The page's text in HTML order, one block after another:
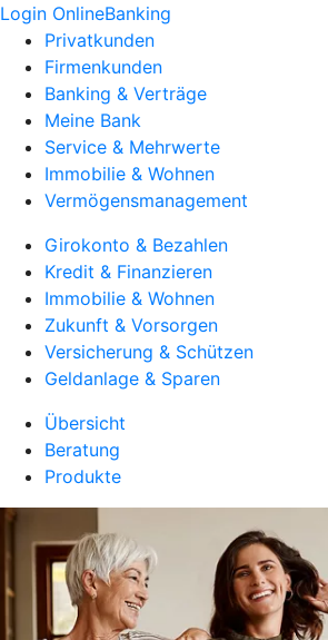
Login OnlineBanking
Privatkunden
Firmenkunden
Banking & Verträge
Meine Bank
Service & Mehrwerte
Immobilie & Wohnen
Vermögensmanagement
Girokonto & Bezahlen
Kredit & Finanzieren
Immobilie & Wohnen
Zukunft & Vorsorgen
Versicherung & Schützen
Geldanlage & Sparen
Übersicht
Beratung
Produkte